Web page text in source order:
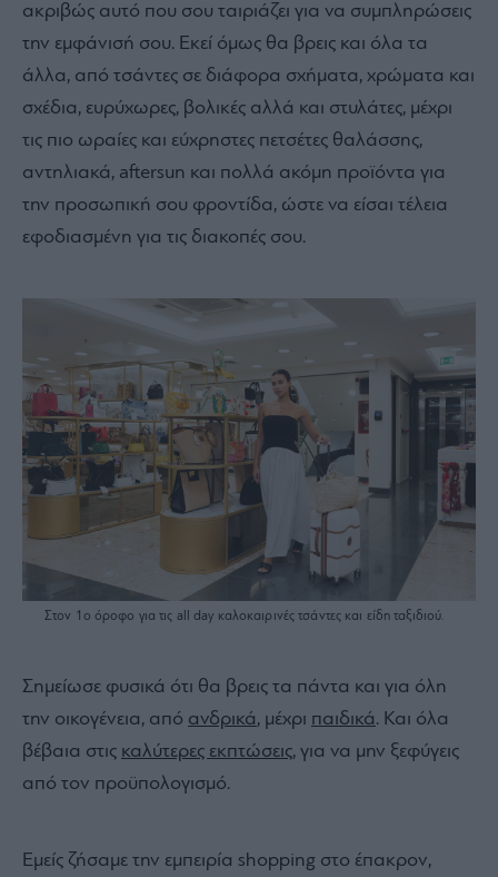
ακριβώς αυτό που σου ταιριάζει για να συμπληρώσεις
την εμφάνισή σου. Εκεί όμως θα βρεις και όλα τα
άλλα, από τσάντες σε διάφορα σχήματα, χρώματα και
σχέδια, ευρύχωρες, βολικές αλλά και στυλάτες, μέχρι
τις πιο ωραίες και εύχρηστες πετσέτες θαλάσσης,
αντηλιακά, aftersun και πολλά ακόμη προϊόντα για
την προσωπική σου φροντίδα, ώστε να είσαι τέλεια
εφοδιασμένη για τις διακοπές σου.
Στον 1ο όροφο για τις all day καλοκαιρινές τσάντες και είδη ταξιδιού.
Σημείωσε φυσικά ότι θα βρεις τα πάντα και για όλη
την οικογένεια, από ανδρικά, μέχρι παιδικά. Και όλα
βέβαια στις καλύτερες εκπτώσεις, για να μην ξεφύγεις
από τον προϋπολογισμό.
Εμείς ζήσαμε την εμπειρία shopping στο έπακρον,